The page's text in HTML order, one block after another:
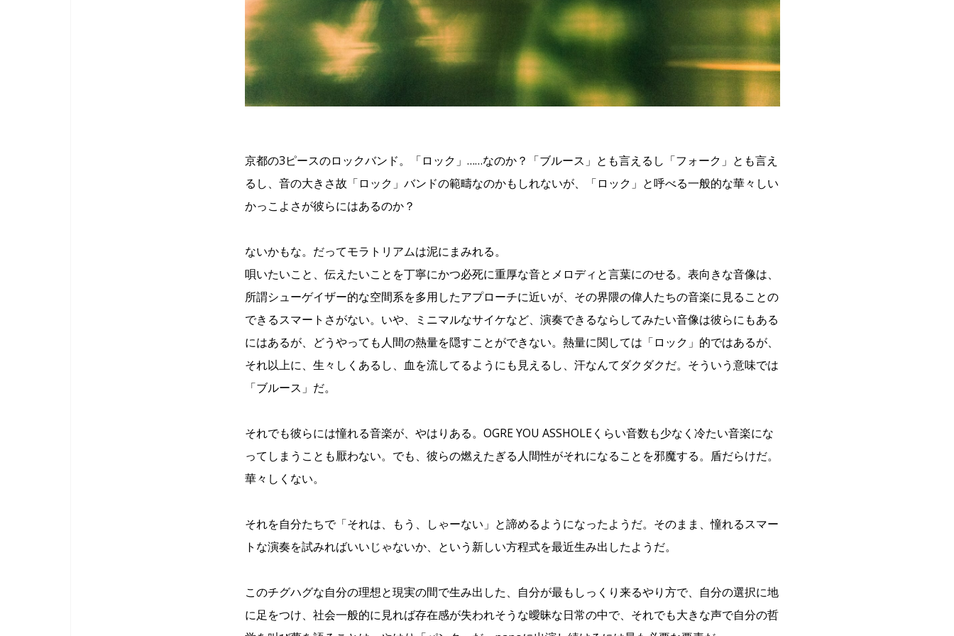
京都の3ピースのロックバンド。「ロック」……なのか？「ブルース」とも言えるし「フォーク」とも言え
るし、音の大きさ故「ロック」バンドの範疇なのかもしれないが、「ロック」と呼べる一般的な華々しい
かっこよさが彼らにはあるのか？
ないかもな。だってモラトリアムは泥にまみれる。
唄いたいこと、伝えたいことを丁寧にかつ必死に重厚な音とメロディと言葉にのせる。表向きな音像は、
所謂シューゲイザー的な空間系を多用したアプローチに近いが、その界隈の偉人たちの音楽に見ることの
できるスマートさがない。いや、ミニマルなサイケなど、演奏できるならしてみたい音像は彼らにもある
にはあるが、どうやっても人間の熱量を隠すことができない。熱量に関しては「ロック」的ではあるが、
それ以上に、生々しくあるし、血を流してるようにも見えるし、汗なんてダクダクだ。そういう意味では
「ブルース」だ。
それでも彼らには憧れる音楽が、やはりある。OGRE YOU ASSHOLEくらい音数も少なく冷たい音楽にな
ってしまうことも厭わない。でも、彼らの燃えたぎる人間性がそれになることを邪魔する。盾だらけだ。
華々しくない。
それを自分たちで「それは、もう、しゃーない」と諦めるようになったようだ。そのまま、憧れるスマー
トな演奏を試みればいいじゃないか、という新しい方程式を最近生み出したようだ。
このチグハグな自分の理想と現実の間で生み出した、自分が最もしっくり来るやり方で、自分の選択に地
に足をつけ、社会一般的に見れば存在感が失われそうな曖昧な日常の中で、それでも大きな声で自分の哲